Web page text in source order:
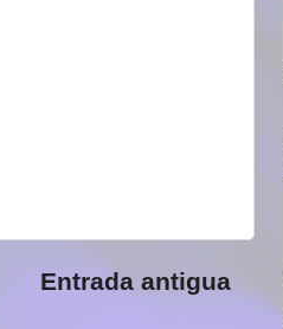
Entrada antigua